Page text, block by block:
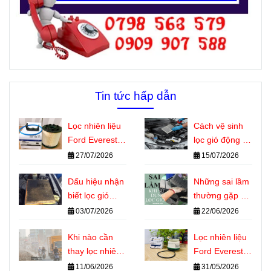
Tin tức hấp dẫn
Lọc nhiên liệu
Ford Everest
dùng chung
dòng xe nào?
27/07/2026
Cách vệ sinh
lọc gió động cơ
ô tô đúng kỹ
15/07/2026
Dấu hiệu nhận
biết lọc gió
động cơ ô tô
03/07/2026
Những sai lầm
thường gặp khi
sử dụng lọc gió
22/06/2026
Khi nào cần
thay lọc nhiên
liệu Ford
11/06/2026
Lọc nhiên liệu
Ford Everest là
gì? Vai trò
31/05/2026